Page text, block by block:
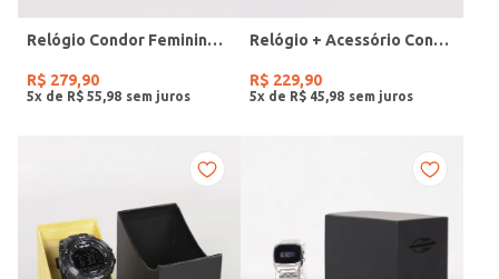
Relógio Condor Feminino DOURADO
R$ 279,90
5x de R$ 55 98
Relógio + Acessório Condor Feminino PRATA
R$ 229,90
5x de R$ 45 98